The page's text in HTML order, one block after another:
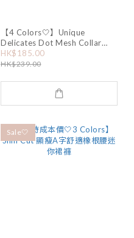
【4 Colors🤍】Unique
Delicates Dot Mesh Collar
Knit
HK$185.00
HK$239.00
Sale🤍